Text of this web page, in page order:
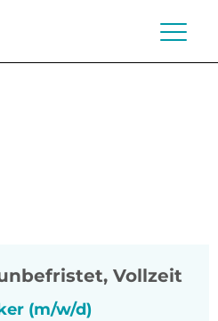
Vollzeit
(m/w/d)